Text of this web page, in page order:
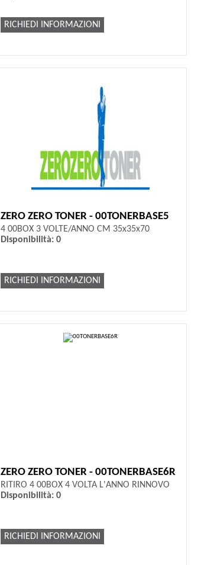
RICHIEDI INFORMAZIONI
ZERO ZERO TONER - 00TONERBASE5
4 00BOX 3 VOLTE/ANNO CM 35x35x70
Disponibilità: 0
RICHIEDI INFORMAZIONI
ZERO ZERO TONER - 00TONERBASE6R
RITIRO 4 00BOX 4 VOLTA L'ANNO RINNOVO
Disponibilità: 0
RICHIEDI INFORMAZIONI